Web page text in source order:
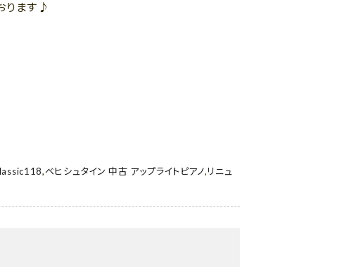
ります♪
,ベヒシュタイン 中古 アップライトピアノ,リニュ